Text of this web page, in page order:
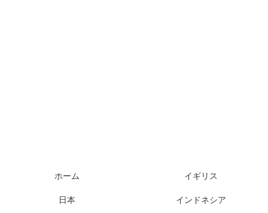
ホーム イギリス
日本 インドネシア